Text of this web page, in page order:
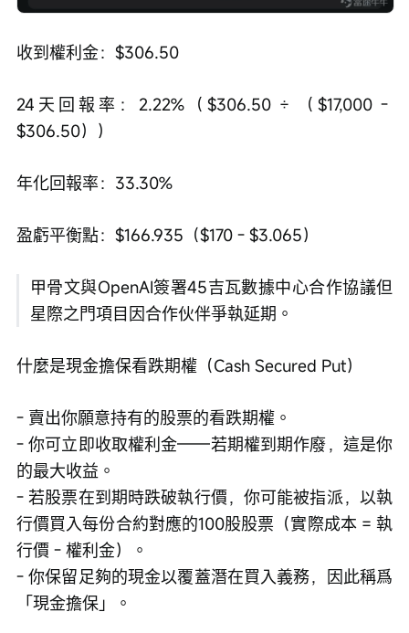
收到權利金：$306.50
24天回報率：2.22%（$306.50 ÷ （$17,000 -
$306.50））
年化回報率：33.30%
盈虧平衡點：$166.935（$170 - $3.065）
甲骨文與OpenAI簽署45吉瓦數據中心合作協議但
星際之門項目因合作伙伴爭執延期。
什麼是現金擔保看跌期權（Cash Secured Put）
- 賣出你願意持有的股票的看跌期權。
- 你可立即收取權利金——若期權到期作廢，這是你
的最大收益。
- 若股票在到期時跌破執行價，你可能被指派，以執
行價買入每份合約對應的100股股票（實際成本 = 執
行價 - 權利金）。
- 你保留足夠的現金以覆蓋潛在買入義務，因此稱爲
「現金擔保」。